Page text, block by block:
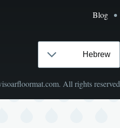
Blog
wisoarfloormat.com. All rights